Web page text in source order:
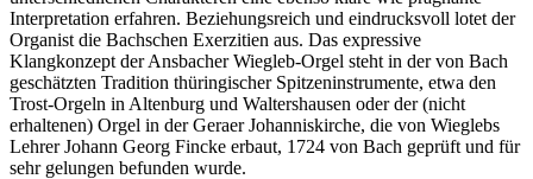
Interpretation erfahren. Beziehungsreich und eindrucksvoll lotet der
Organist die Bachschen Exerzitien aus. Das expressive
Klangkonzept der Ansbacher Wiegleb-Orgel steht in der von Bach
geschätzten Tradition thüringischer Spitzeninstrumente, etwa den
Trost-Orgeln in Altenburg und Waltershausen oder der (nicht
erhaltenen) Orgel in der Geraer Johanniskirche, die von Wieglebs
Lehrer Johann Georg Fincke erbaut, 1724 von Bach geprüft und für
sehr gelungen befunden wurde.